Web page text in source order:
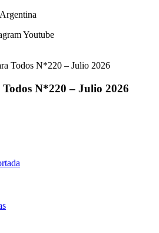
Youtube
N*220 – Julio 2026